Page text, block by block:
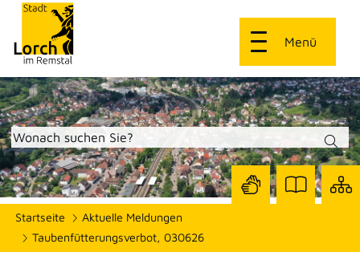
Menü
Startseite
Aktuelle Meldungen
Taubenfütterungsverbot, 030626